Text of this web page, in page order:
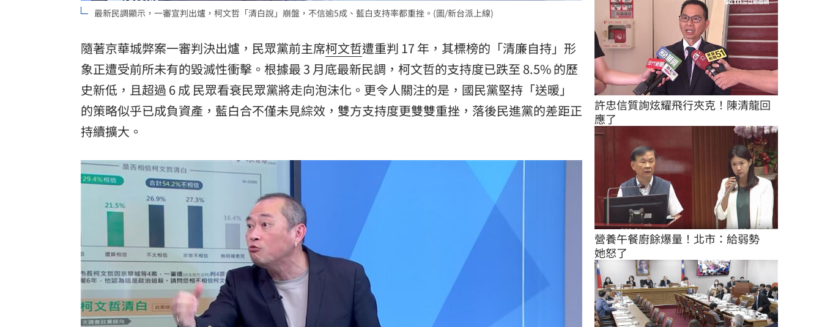
最新民調顯示，一審宣判出爐，柯文哲「清白說」崩盤，不信逾5成、藍白支持率都重挫。(圖/新台派上線)
隨著京華城弊案一審判決出爐，民眾黨前主席柯文哲遭重判 17 年，其標榜的「清廉自持」形
象正遭受前所未有的毀滅性衝擊。根據最 3 月底最新民調，柯文哲的支持度已跌至 8.5% 的歷
史新低，且超過 6 成 民眾看衰民眾黨將走向泡沫化。更令人關注的是，國民黨堅持「送暖」
的策略似乎已成負資產，藍白合不僅未見綜效，雙方支持度更雙雙重挫，落後民進黨的差距正
持續擴大。
許忠信質詢炫耀飛行夾克！陳清龍回
應了
營養午餐廚餘爆量！北市：給弱勢
她怒了